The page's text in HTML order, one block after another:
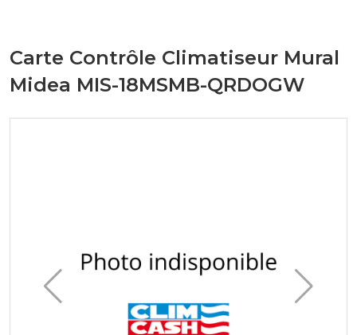
Carte Contrôle Climatiseur Mural
Midea MIS-18MSMB-QRDOGW